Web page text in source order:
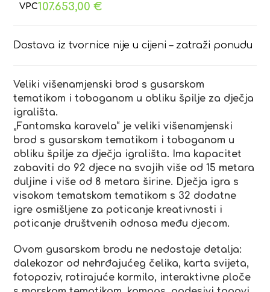
107.653,00€
Dostava iz tvornice nije u cijeni – zatraži ponudu
Veliki višenamjenski brod s gusarskom
tematikom i toboganom u obliku špilje za dječja
igrališta.
„Fantomska karavela“ je veliki višenamjenski
brod s gusarskom tematikom i toboganom u
obliku špilje za dječja igrališta. Ima kapacitet
zabaviti do 92 djece na svojih više od 15 metara
duljine i više od 8 metara širine. Dječja igra s
visokom tematskom tematikom s 32 dodatne
igre osmišljene za poticanje kreativnosti i
poticanje društvenih odnosa među djecom.
Ovom gusarskom brodu ne nedostaje detalja:
dalekozor od nehrđajućeg čelika, karta svijeta,
fotopoziv, rotirajuće kormilo, interaktivne ploče